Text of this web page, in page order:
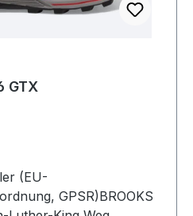
GTX
(EU-
GPSR)BROOKS